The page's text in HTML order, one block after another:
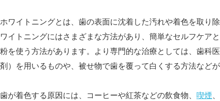
ホワイトニングとは、歯の表面に沈着した汚れや着色を取り
ワイトニングにはさまざまな方法があり、簡単なセルフケア
粉を使う方法があります。より専門的な治療としては、歯科
剤）を用いるものや、被せ物で歯を覆って白くする方法など
歯が着色する原因には、コーヒーや紅茶などの飲食物、 喫煙